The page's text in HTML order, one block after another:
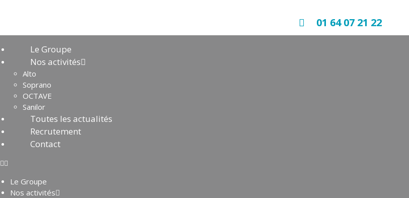
01 64 07 21 22
Le Groupe
Nos activités
Alto
Soprano
OCTAVE
Sanilor
Toutes les actualités
Recrutement
Contact
Le Groupe
Nos activités